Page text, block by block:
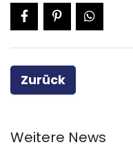
Zurück
Weitere News